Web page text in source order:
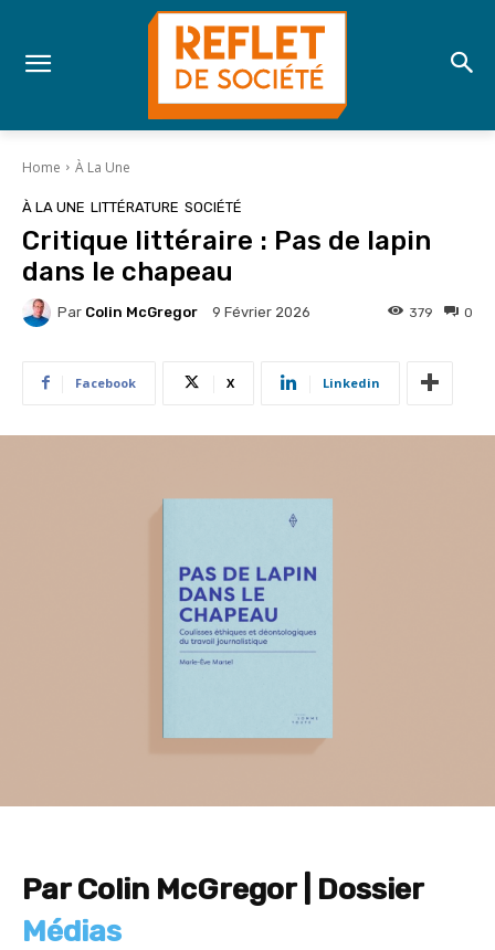
Home À La Une
À LA UNE LITTÉRATURE SOCIÉTÉ
Critique littéraire : Pas de lapin
dans le chapeau
Par Colin McGregor 9 Février 2026 0
379
Facebook X Linkedin
Par Colin McGregor | Dossier
Médias